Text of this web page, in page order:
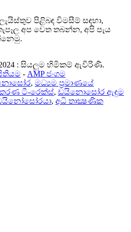
පිළිබඳ විමසීම් සඳහා,
අප වෙත තබන්න, අපි පැය
2024 : සියලුම හිමිකම් ඇවිරිණි.
- AMP ජංගම
, මධ්‍යම ප්‍රමාණයේ
ටී-රෙක්ස්, ඩයිනොසෝර ඇඳුම
, අධි තාක්‍ෂණික